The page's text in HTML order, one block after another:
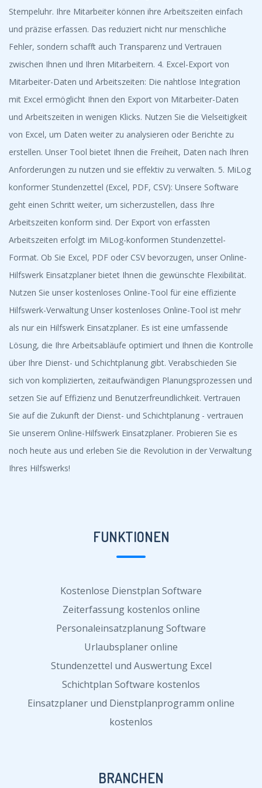
Stempeluhr. Ihre Mitarbeiter können ihre Arbeitszeiten einfach
und präzise erfassen. Das reduziert nicht nur menschliche
Fehler, sondern schafft auch Transparenz und Vertrauen
zwischen Ihnen und Ihren Mitarbeitern. 4. Excel-Export von
Mitarbeiter-Daten und Arbeitszeiten: Die nahtlose Integration
mit Excel ermöglicht Ihnen den Export von Mitarbeiter-Daten
und Arbeitszeiten in wenigen Klicks. Nutzen Sie die Vielseitigkeit
von Excel, um Daten weiter zu analysieren oder Berichte zu
erstellen. Unser Tool bietet Ihnen die Freiheit, Daten nach Ihren
Anforderungen zu nutzen und sie effektiv zu verwalten. 5. MiLog
konformer Stundenzettel (Excel, PDF, CSV): Unsere Software
geht einen Schritt weiter, um sicherzustellen, dass Ihre
Arbeitszeiten konform sind. Der Export von erfassten
Arbeitszeiten erfolgt im MiLog-konformen Stundenzettel-
Format. Ob Sie Excel, PDF oder CSV bevorzugen, unser Online-
Hilfswerk Einsatzplaner bietet Ihnen die gewünschte Flexibilität.
Nutzen Sie unser kostenloses Online-Tool für eine effiziente
Hilfswerk-Verwaltung Unser kostenloses Online-Tool ist mehr
als nur ein Hilfswerk Einsatzplaner. Es ist eine umfassende
Lösung, die Ihre Arbeitsabläufe optimiert und Ihnen die Kontrolle
über Ihre Dienst- und Schichtplanung gibt. Verabschieden Sie
sich von komplizierten, zeitaufwändigen Planungsprozessen und
setzen Sie auf Effizienz und Benutzerfreundlichkeit. Vertrauen
Sie auf die Zukunft der Dienst- und Schichtplanung - vertrauen
Sie unserem Online-Hilfswerk Einsatzplaner. Probieren Sie es
noch heute aus und erleben Sie die Revolution in der Verwaltung
Ihres Hilfswerks!
FUNKTIONEN
Kostenlose Dienstplan Software
Zeiterfassung kostenlos online
Personaleinsatzplanung Software
Urlaubsplaner online
Stundenzettel und Auswertung Excel
Schichtplan Software kostenlos
Einsatzplaner und Dienstplanprogramm online
kostenlos
BRANCHEN